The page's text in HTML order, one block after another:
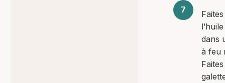
dans
à feu